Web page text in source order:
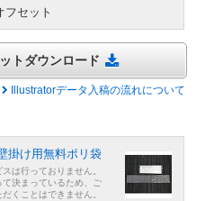
フセット
トダウンロード
Illustratorデータ入稿の流れについて
掛け用無料ポリ袋
は行っておりません。
決まっているため、ご
くことはできません。